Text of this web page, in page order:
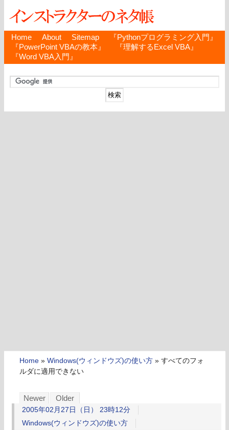
Home About Sitemap
『Pythonプログラミング入門』
『PowerPoint VBAの教本』
『理解するExcel VBA』
『Word VBA入門』
Home » Windows(ウィンドウズ)の使い方 » すべてのフォ
ルダに適用できない
Newer Older
2005年02月27日（日） 23時12分
Windows(ウィンドウズ)の使い方